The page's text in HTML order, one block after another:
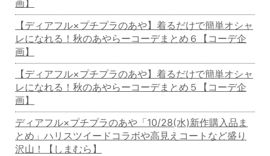
画】
【ディアフル×プチプラのあや】着るだけで簡単オシャ
レになれる！秋のあやらーコーデまとめ６【コーデ企
画】
【ディアフル×プチプラのあや】着るだけで簡単オシャ
レになれる！秋のあやらーコーデまとめ５【コーデ企
画】
ディアフル×プチプラのあや「10/28(水)新作購入品ま
とめ」ハリスツイードコラボや高見えコートなど盛り
沢山！【しまむら】